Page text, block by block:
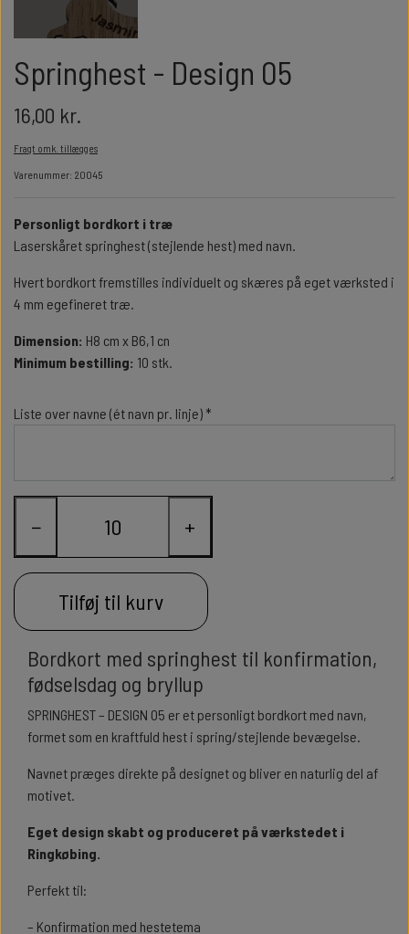
DIAMANTBRYLLUP 60 ÅR
NØGLERINGE
Springhest - Design 05
16,00 kr.
Fragt omk. tillægges
Varenummer: 20045
Personligt bordkort i træ
Laserskåret springhest (stejlende hest) med navn.
Hvert bordkort fremstilles individuelt og skæres på eget værksted i
4 mm egefineret træ.
Dimension: H8 cm x B6,1 cn
Minimum bestilling: 10 stk.
Liste over navne (ét navn pr. linje) *
− +
Tilføj til kurv
Bordkort med springhest til konfirmation,
fødselsdag og bryllup
SPRINGHEST – DESIGN 05 er et personligt bordkort med navn,
formet som en kraftfuld hest i spring/stejlende bevægelse.
Navnet præges direkte på designet og bliver en naturlig del af
motivet.
Eget design skabt og produceret på værkstedet i
Ringkøbing.
Perfekt til:
– Konfirmation med hestetema